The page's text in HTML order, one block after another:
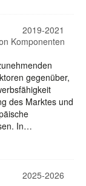
2019-2021
Komponenten
gegenüber,
des Marktes und
In…
2025-2026